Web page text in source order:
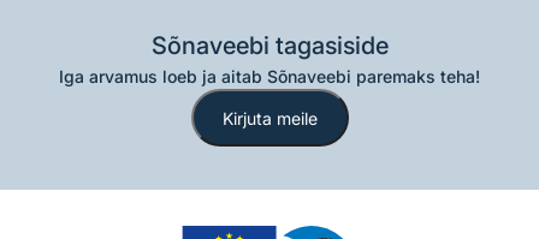
Sõnaveebi tagasiside
Iga arvamus loeb ja aitab Sõnaveebi paremaks teha!
Kirjuta meile